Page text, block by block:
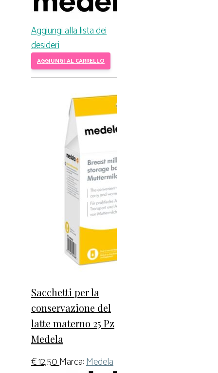
Aggiungi alla lista dei
desideri
AGGIUNGI AL CARRELLO
Sacchetti per la
conservazione del
latte materno 25 Pz
Medela
€12,50Marca:Medela